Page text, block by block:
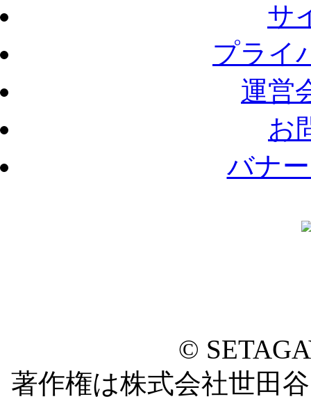
サ
プライ
運営
お
バナ
©
著作権は株式会社世田